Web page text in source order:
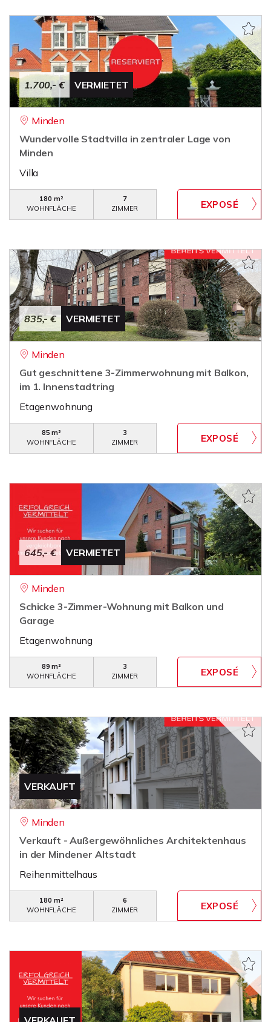
1.700,- € VERMIETET
Minden
Wundervolle Stadtvilla in zentraler Lage von
Minden
Villa
180 m²
WOHNFLÄCHE
7
ZIMMER
835,- € VERMIETET
Minden
Gut geschnittene 3-Zimmerwohnung mit Balkon,
im 1. Innenstadtring
Etagenwohnung
85 m²
WOHNFLÄCHE
3
ZIMMER
645,- € VERMIETET
Minden
Schicke 3-Zimmer-Wohnung mit Balkon und
Garage
Etagenwohnung
89 m²
WOHNFLÄCHE
3
ZIMMER
VERKAUFT
Minden
Verkauft - Außergewöhnliches Architektenhaus
in der Mindener Altstadt
Reihenmittelhaus
180 m²
WOHNFLÄCHE
6
ZIMMER